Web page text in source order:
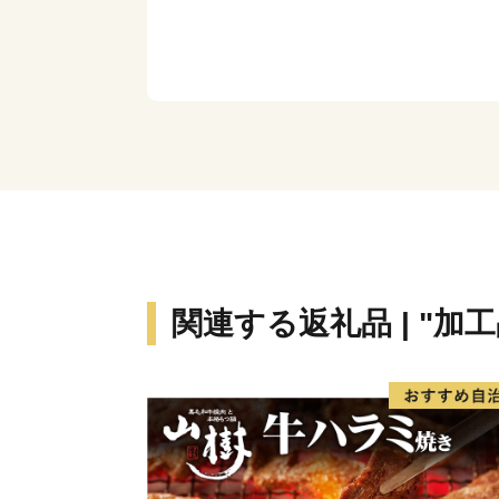
関連する返礼品 | "加